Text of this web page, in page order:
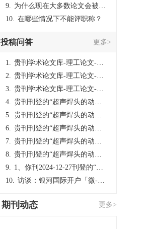
9. 为什么现在大多数论文会被评判为AI撰写？（深度剖析查重机制下的困境与出路）
10. 在哪些情况下不能评职称？
投稿问答 更多>
1. 贵刊学术论文库-理工论文-第16页刊登的“超声焊头的动力学分析与优化设计”，作者lizhiwei，时间2024-12-27，该论文由我本人在机电工程技术2024年第10期公开发表，lizhiwei并非本人，请将文章删除，消除影响，谢谢！
2. 贵刊学术论文库-理工论文-第16页刊登的“超声焊头的动力学分析与优化设计”，作者lizhiwei，时间2024-12-27，该论文由我本人在机电工程技术2024年第10期公开发表，lizhiwei并非本人，请将文章删除，消除影响，谢谢！
3. 贵刊学术论文库-理工论文-第16页刊登的“超声焊头的动力学分析与优化设计”，作者lizhiwei，时间2024-12-27，该论文由我本人在机电工程技术2024年第10期公开发表，lizhiwei并非本人，请将文章删除，消除影响，谢谢！
4. 贵刊刊登的“超声焊头的动力学分析与优化设计”，作者lizhiwei，时间2024-12-27，该论文由我本人在机电工程技术2024年第10期公开发表，lizhiwei并非本人，请将文章删除，消除影响，谢谢！
5. 贵刊刊登的“超声焊头的动力学分析与优化设计”，作者lizhiwei，时间2024-12-27，该论文由我本人在机电工程技术2024年第10期公开发表，lizhiwei并非本人，请将文章删除，消除影响，谢谢！
6. 贵刊刊登的“超声焊头的动力学分析与优化设计”，作者lizhiwei，时间2024-12-27，该论文由我本人在机电工程技术2024年第10期公开发表，lizhiwei并非本人，请将文章删除，消除影响，谢谢！
7. 贵刊刊登的“超声焊头的动力学分析与优化设计”，作者lizhiwei，时间2024-12-27，该论文由我本人在机电工程技术2024年第10期公开发表，lizhiwei并非本人，请将文章删除，消除影响，谢谢！
8. 贵刊刊登的“超声焊头的动力学分析与优化设计”，作者lizhiwei，时间2024-12-27，该论文由我本人在机电工程技术2024年第10期公开发表，lizhiwei并非本人，请将文章删除，消除影响，谢谢！
9. 1、你刊2024-12-27刊登的“超声焊头的动力学分析与优化设计论文”，是由我本人在“机电工程技术”，在2024年第10期公开发表的，而本刊转载“lizhiwei”非本人操作，请尽快将其删除，消除不良影响。
10. 访谈：银河国际开户「微-97905670-信」上分客服开户电话在线注册现场经理。机械文明荒野生存游戏《荒野起源》超新星测试将于12月18日上午10点正式开启!本次测试资格已陆续发放!各位拓荒者们准备好了么。
期刊动态 更多>